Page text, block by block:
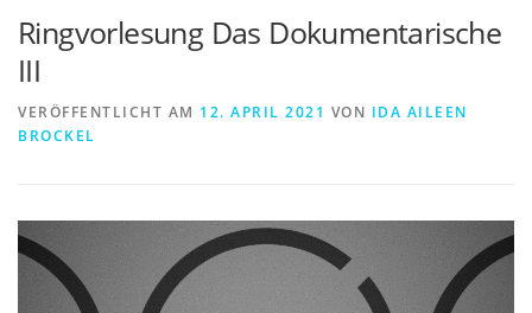
INSTITUT FORSCHUNG DOWNLOADS
Ringvorlesung Das Dokumentarische
III
VERÖFFENTLICHT AM 12. APRIL 2021 VON IDA AILEEN
BROCKEL